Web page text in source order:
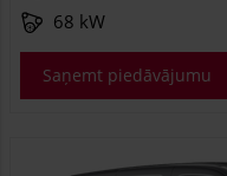
68 kW
Saņemt piedāvājumu